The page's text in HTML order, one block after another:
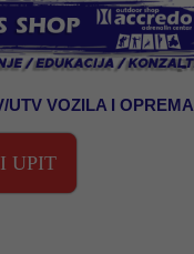
UTV VOZILA I OPREMA
UPIT